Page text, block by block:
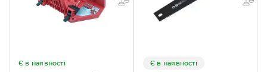
Є в наявності Є в наявності